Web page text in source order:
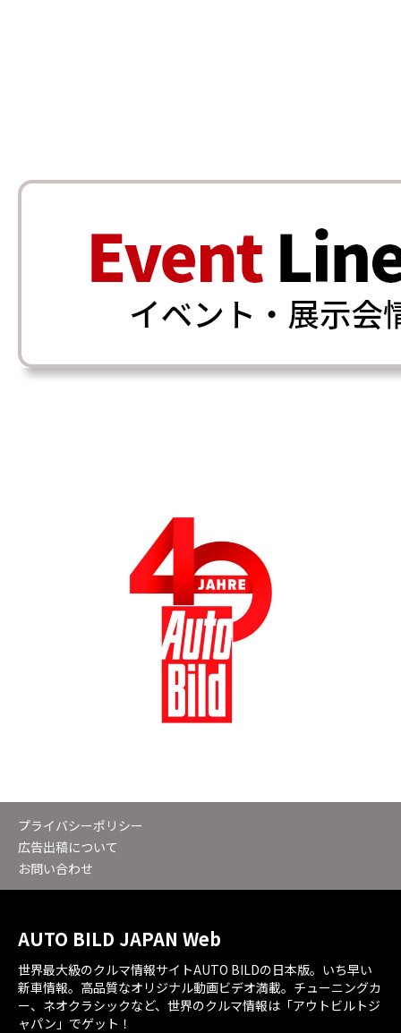
プライバシーポリシー
広告出稿について
お問い合わせ
AUTO BILD JAPAN Web
世界最大級のクルマ情報サイトAUTO BILDの日本版。いち早い
新車情報。高品質なオリジナル動画ビデオ満載。チューニングカ
ー、ネオクラシックなど、世界のクルマ情報は「アウトビルトジ
ャパン」でゲット！